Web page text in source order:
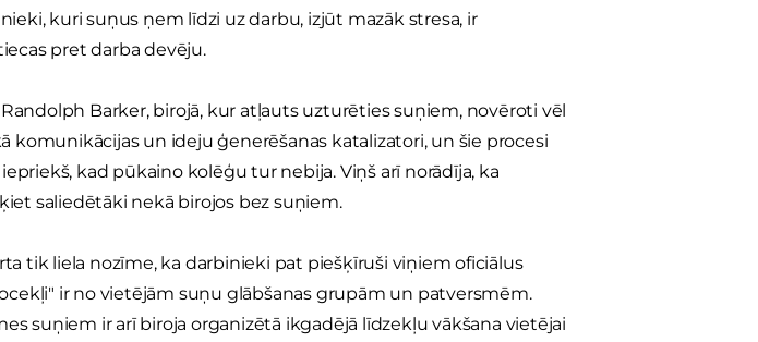
kuri suņus ņem līdzi uz darbu, izjūt mazāk stresa, ir
pret darba devēju.
Barker, birojā, kur atļauts uzturēties suņiem, novēroti vēl
komunikācijas un ideju ģenerēšanas katalizatori, un šie procesi
kad pūkaino kolēģu tur nebija. Viņš arī norādīja, ka
saliedētāki nekā birojos bez suņiem.
tik liela nozīme, ka darbinieki pat piešķīruši viņiem oficiālus
ir no vietējām suņu glābšanas grupām un patversmēm.
suņiem ir arī biroja organizētā ikgadējā līdzekļu vākšana vietējai